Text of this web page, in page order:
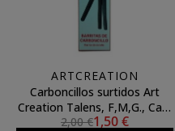
ARTCREATION
Carboncillos surtidos Art
Creation Talens, F,M,G., Caja
3 uds.
2,00 €1,50 €